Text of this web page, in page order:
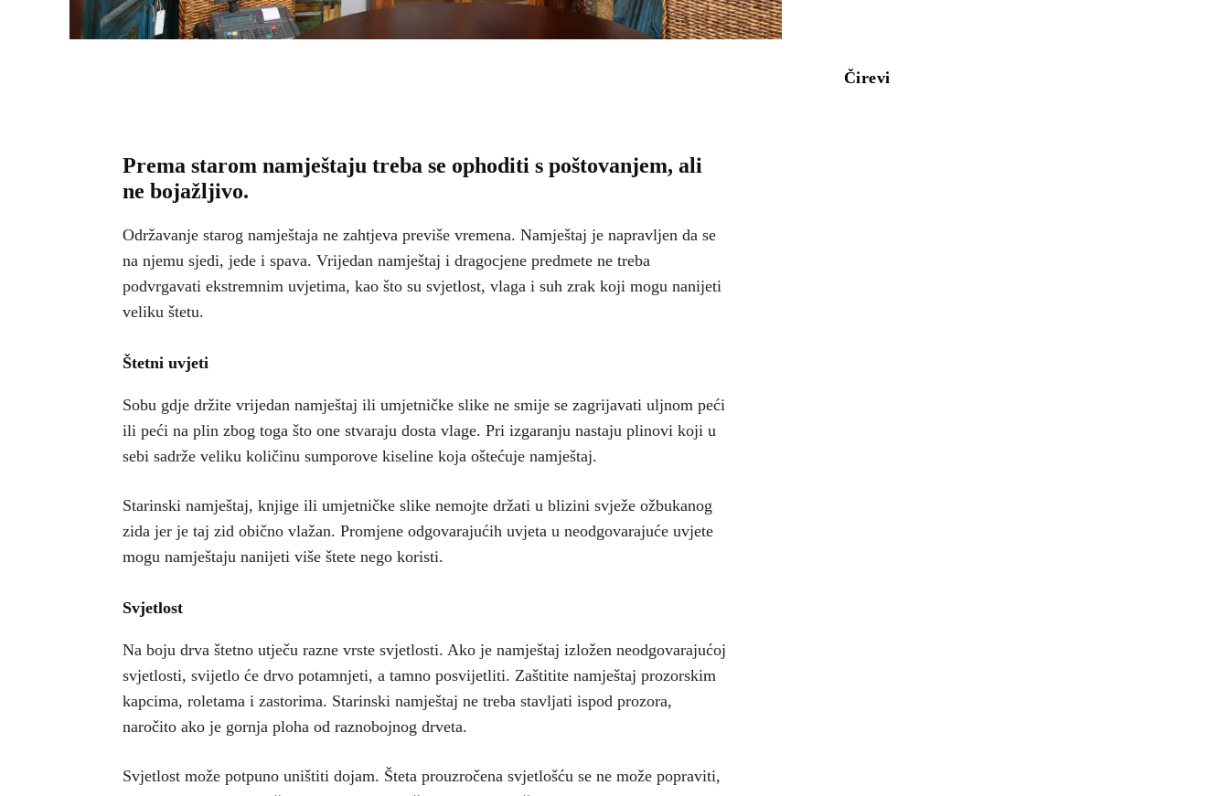
Prema starom namještaju treba se ophoditi s poštovanjem, ali
ne bojažljivo.
Održavanje starog namještaja ne zahtjeva previše vremena. Namještaj je napravljen da se
na njemu sjedi, jede i spava. Vrijedan namještaj i dragocjene predmete ne treba
podvrgavati ekstremnim uvjetima, kao što su svjetlost, vlaga i suh zrak koji mogu nanijeti
veliku štetu.
Štetni uvjeti
Sobu gdje držite vrijedan namještaj ili umjetničke slike ne smije se zagrijavati uljnom peći
ili peći na plin zbog toga što one stvaraju dosta vlage. Pri izgaranju nastaju plinovi koji u
sebi sadrže veliku količinu sumporove kiseline koja oštećuje namještaj.
Starinski namještaj, knjige ili umjetničke slike nemojte držati u blizini svježe ožbukanog
zida jer je taj zid obično vlažan. Promjene odgovarajućih uvjeta u neodgovarajuće uvjete
mogu namještaju nanijeti više štete nego koristi.
Svjetlost
Na boju drva štetno utječu razne vrste svjetlosti. Ako je namještaj izložen neodgovarajućoj
svjetlosti, svijetlo će drvo potamnjeti, a tamno posvijetliti. Zaštitite namještaj prozorskim
kapcima, roletama i zastorima. Starinski namještaj ne treba stavljati ispod prozora,
naročito ako je gornja ploha od raznobojnog drveta.
Svjetlost može potpuno uništiti dojam. Šteta prouzročena svjetlošću se ne može popraviti,
Čirevi